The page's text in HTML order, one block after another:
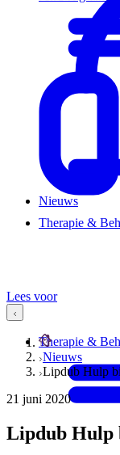
Therapie &
Therapie &
Nieuws
Lees voor
Nieuws
Lipdub Hulp
21 juni 2020
Lipdub Hulp